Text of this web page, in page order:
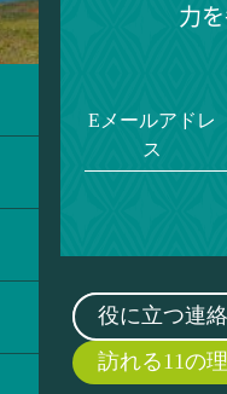
力
Eメールアドレ
ス
役に立つ連
訪れる11の